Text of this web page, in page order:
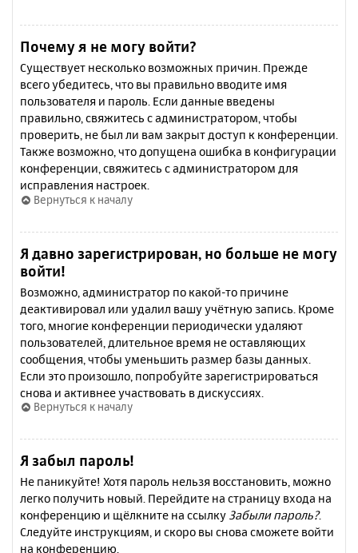
Почему я не могу войти?
Существует несколько возможных причин. Прежде
всего убедитесь, что вы правильно вводите имя
пользователя и пароль. Если данные введены
правильно, свяжитесь с администратором, чтобы
проверить, не был ли вам закрыт доступ к конференции.
Также возможно, что допущена ошибка в конфигурации
конференции, свяжитесь с администратором для
исправления настроек.
Вернуться к началу
Я давно зарегистрирован, но больше не могу
войти!
Возможно, администратор по какой-то причине
деактивировал или удалил вашу учётную запись. Кроме
того, многие конференции периодически удаляют
пользователей, длительное время не оставляющих
сообщения, чтобы уменьшить размер базы данных.
Если это произошло, попробуйте зарегистрироваться
снова и активнее участвовать в дискуссиях.
Вернуться к началу
Я забыл пароль!
Не паникуйте! Хотя пароль нельзя восстановить, можно
легко получить новый. Перейдите на страницу входа на
конференцию и щёлкните на ссылку Забыли пароль?.
Следуйте инструкциям, и скоро вы снова сможете войти
на конференцию.